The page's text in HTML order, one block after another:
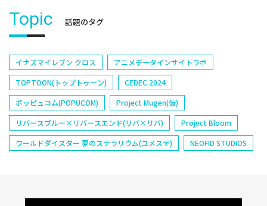
Topic 話題のタグ
イナズマイレブン クロス
アニメデータインサイトラボ
TOPTOON(トップトゥーン)
CEDEC 2024
ポッピュコム(POPUCOM)
Project Mugen(仮)
リバースブルー×リバースエンド(リバ×リバ)
Project Bloom
ワールドダイスター 夢のステラリウム(ユメステ)
NEOFID STUDIOS